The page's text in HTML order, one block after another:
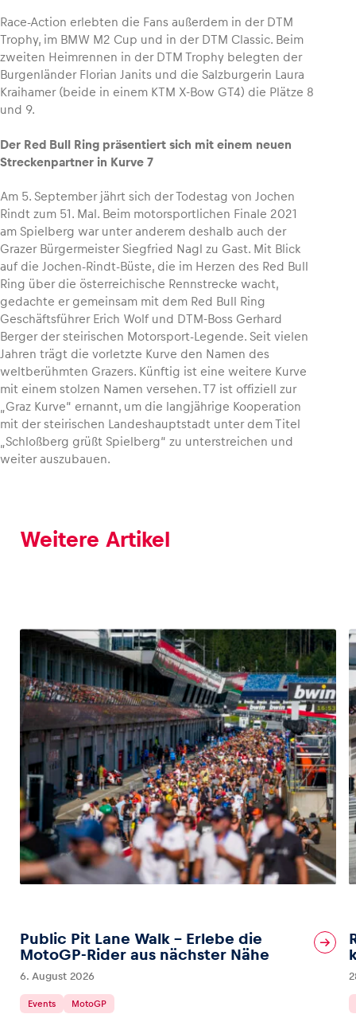
Race-Action erlebten die Fans außerdem in der DTM
Trophy, im BMW M2 Cup und in der DTM Classic. Beim
zweiten Heimrennen in der DTM Trophy belegten der
Burgenländer Florian Janits und die Salzburgerin Laura
Kraihamer (beide in einem KTM X-Bow GT4) die Plätze 8
und 9.
Der Red Bull Ring präsentiert sich mit einem neuen
Streckenpartner in Kurve 7
Am 5. September jährt sich der Todestag von Jochen
Rindt zum 51. Mal. Beim motorsportlichen Finale 2021
am Spielberg war unter anderem deshalb auch der
Grazer Bürgermeister Siegfried Nagl zu Gast. Mit Blick
auf die Jochen-Rindt-Büste, die im Herzen des Red Bull
Ring über die österreichische Rennstrecke wacht,
gedachte er gemeinsam mit dem Red Bull Ring
Geschäftsführer Erich Wolf und DTM-Boss Gerhard
Berger der steirischen Motorsport-Legende. Seit vielen
Jahren trägt die vorletzte Kurve den Namen des
weltberühmten Grazers. Künftig ist eine weitere Kurve
mit einem stolzen Namen versehen. T7 ist offiziell zur
„Graz Kurve“ ernannt, um die langjährige Kooperation
mit der steirischen Landeshauptstadt unter dem Titel
„Schloßberg grüßt Spielberg“ zu unterstreichen und
weiter auszubauen.
Weitere Artikel
Public Pit Lane Walk – Erlebe die
MotoGP-Rider aus nächster Nähe
6. August 2026
Events MotoGP